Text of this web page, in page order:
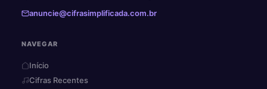
anuncie@cifrasimplificada.com.br
NAVEGAR
Início
Cifras Recentes